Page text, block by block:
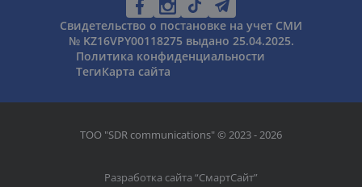
Свидетельство о постановке на учет СМИ
№ KZ16VPY00118275 выдано 25.04.2025.
Политика конфиденциальности
ТегиКарта сайта
ТОО "SDR communications" © 2023 - 2026
Разработка сайта “СмартСайт”